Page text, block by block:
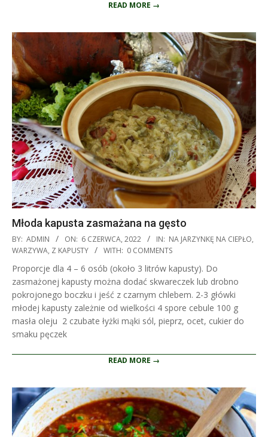
READ MORE →
Młoda kapusta zasmażana na gęsto
2022-
06-
BY: ADMIN ON: 6 CZERWCA, 2022 IN: NA JARZYNKĘ NA CIEPŁO,
WARZYWA, Z KAPUSTY WITH: 0 COMMENTS
Proporcje dla 4 – 6 osób (około 3 litrów kapusty). Do
zasmażonej kapusty można dodać skwareczek lub drobno
pokrojonego boczku i jeść z czarnym chlebem. 2-3 główki
młodej kapusty zależnie od wielkości 4 spore cebule 100 g
masła oleju 2 czubate łyżki mąki sól, pieprz, ocet, cukier do
smaku pęczek
READ MORE →